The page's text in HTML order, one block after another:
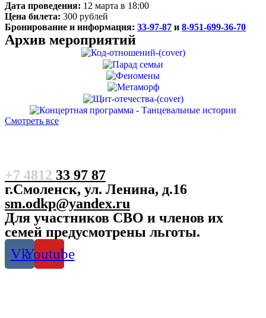
Дата проведения: 12 марта в 18:00
Цена билета: 300 рублей
Бронирование и информация: 33-97-87 и 8-951-699-36-70
Архив мероприятий
Смотреть все
+7 4812 33 97 87
г.Смоленск, ул. Ленина, д.16
sm.odkp@yandex.ru
Для участников СВО и членов их
семей предусмотрены льготы.
VkYoutube